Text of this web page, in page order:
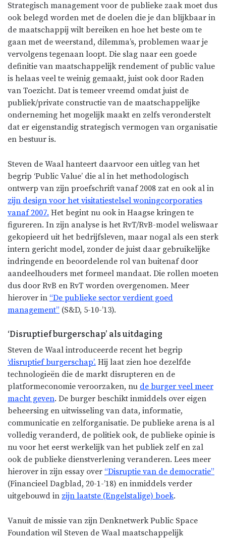
Strategisch management voor de publieke zaak moet dus
ook belegd worden met de doelen die je dan blijkbaar in
de maatschappij wilt bereiken en hoe het beste om te
gaan met de weerstand, dilemma’s, problemen waar je
vervolgens tegenaan loopt. Die slag naar een goede
definitie van maatschappelijk rendement of public value
is helaas veel te weinig gemaakt, juist ook door Raden
van Toezicht. Dat is temeer vreemd omdat juist de
publiek/private constructie van de maatschappelijke
onderneming het mogelijk maakt en zelfs veronderstelt
dat er eigenstandig strategisch vermogen van organisatie
en bestuur is.
Steven de Waal hanteert daarvoor een uitleg van het
begrip ‘Public Value’ die al in het methodologisch
ontwerp van zijn proefschrift vanaf 2008 zat en ook al in
zijn design voor het visitatiestelsel woningcorporaties
vanaf 2007. Het begint nu ook in Haagse kringen te
figureren. In zijn analyse is het RvT/RvB-model weliswaar
gekopieerd uit het bedrijfsleven, maar nogal als een sterk
intern gericht model, zonder de juist daar gebruikelijke
indringende en beoordelende rol van buitenaf door
aandeelhouders met formeel mandaat. Die rollen moeten
dus door RvB en RvT worden overgenomen. Meer
hierover in “De publieke sector verdient goed
management” (S&D, 5-10-’13).
‘Disruptief burgerschap’ als uitdaging
Steven de Waal introduceerde recent het begrip
‘disruptief burgerschap’. Hij laat zien hoe dezelfde
technologieën die de markt disrupteren en de
platformeconomie veroorzaken, nu de burger veel meer
macht geven. De burger beschikt inmiddels over eigen
beheersing en uitwisseling van data, informatie,
communicatie en zelforganisatie. De publieke arena is al
volledig veranderd, de politiek ook, de publieke opinie is
nu voor het eerst werkelijk van het publiek zelf en zal
ook de publieke dienstverlening veranderen. Lees meer
hierover in zijn essay over “Disruptie van de democratie”
(Financieel Dagblad, 20-1-’18) en inmiddels verder
uitgebouwd in zijn laatste (Engelstalige) boek.
Vanuit de missie van zijn Denknetwerk Public Space
Foundation wil Steven de Waal maatschappelijk